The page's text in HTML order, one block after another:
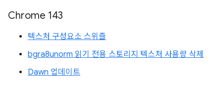
Chrome 143
텍스처 구성요소 스위즐
bgra8unorm 읽기 전용 스토리지 텍스처 사용량 삭제
Dawn 업데이트